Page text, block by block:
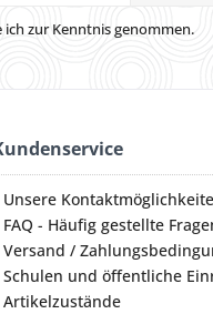
ich zur Kenntnis genommen.
Unsere
FAQ - Häufig gestellte
Versand /
Schulen und öffentliche
Artikelzustände